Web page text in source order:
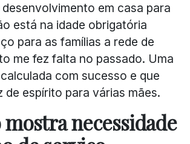
em casa para
está na idade obrigatória
para as famílias a rede de
me fez falta no passado. Uma
com sucesso e que
de espírito para várias mães.
necessidade